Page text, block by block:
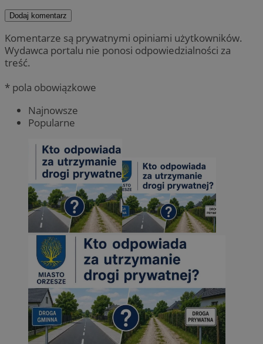
Dodaj komentarz
Komentarze są prywatnymi opiniami użytkowników.
Wydawca portalu nie ponosi odpowiedzialności za
treść.
* pola obowiązkowe
Najnowsze
Popularne